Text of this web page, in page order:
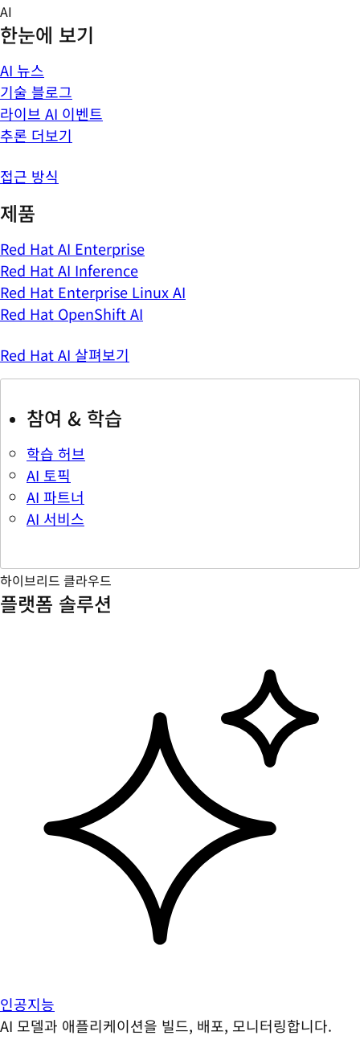
Skip
to
content
AI
한눈에 보기
AI 뉴스
기술 블로그
라이브 AI 이벤트
추론 더보기
접근 방식
제품
Red Hat AI Enterprise
Red Hat AI Inference
Red Hat Enterprise Linux AI
Red Hat OpenShift AI
Red Hat AI 살펴보기
참여 & 학습
학습 허브
AI 토픽
AI 파트너
AI 서비스
하이브리드 클라우드
플랫폼 솔루션
인공지능
AI 모델과 애플리케이션을 빌드, 배포, 모니터링합니다.